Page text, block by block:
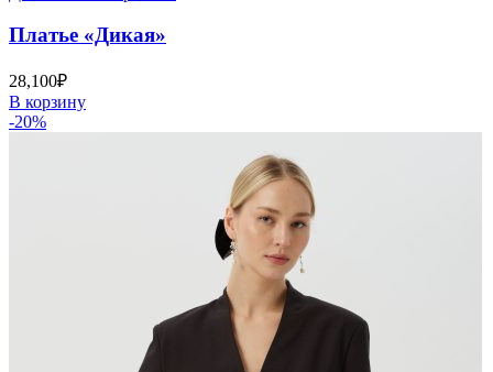
Платье «Дикая»
28,100₽
В корзину
-20%